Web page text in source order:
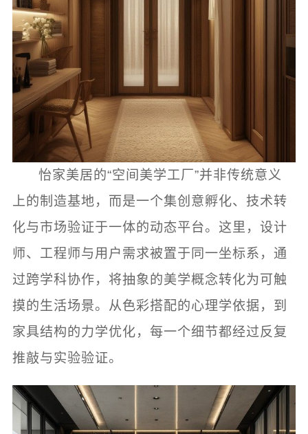
怡家美居的“空间美学工厂”并非传统意义
上的制造基地，而是一个集创意孵化、技术转
化与市场验证于一体的动态平台。这里，设计
师、工程师与用户需求被置于同一坐标系，通
过跨学科协作，将抽象的美学概念转化为可触
摸的生活场景。从色彩搭配的心理学依据，到
家具结构的力学优化，每一个细节都经过反复
推敲与实验验证。